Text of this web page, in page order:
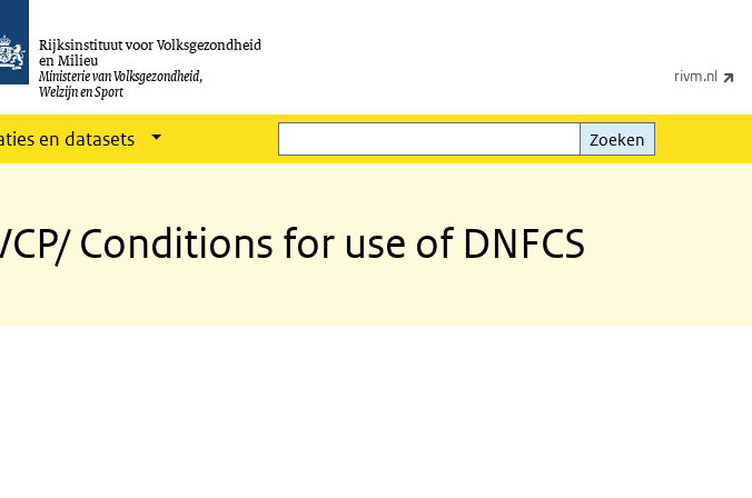
Rijksinstituut voor Volksgezondheid
en Milieu
Ministerie van Volksgezondheid,
Welzijn en Sport
rivm.nl
en datasets
Zoeken
Zoeken
Conditions for use of DNFCS